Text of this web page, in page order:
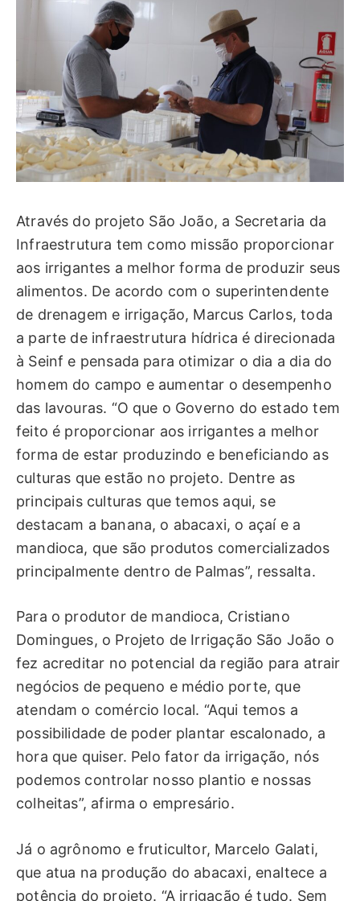
Através do projeto São João, a Secretaria da
Infraestrutura tem como missão proporcionar
aos irrigantes a melhor forma de produzir seus
alimentos. De acordo com o superintendente
de drenagem e irrigação, Marcus Carlos, toda
a parte de infraestrutura hídrica é direcionada
à Seinf e pensada para otimizar o dia a dia do
homem do campo e aumentar o desempenho
das lavouras. “O que o Governo do estado tem
feito é proporcionar aos irrigantes a melhor
forma de estar produzindo e beneficiando as
culturas que estão no projeto. Dentre as
principais culturas que temos aqui, se
destacam a banana, o abacaxi, o açaí e a
mandioca, que são produtos comercializados
principalmente dentro de Palmas”, ressalta.
Para o produtor de mandioca, Cristiano
Domingues, o Projeto de Irrigação São João o
fez acreditar no potencial da região para atrair
negócios de pequeno e médio porte, que
atendam o comércio local. “Aqui temos a
possibilidade de poder plantar escalonado, a
hora que quiser. Pelo fator da irrigação, nós
podemos controlar nosso plantio e nossas
colheitas”, afirma o empresário.
Já o agrônomo e fruticultor, Marcelo Galati,
que atua na produção do abacaxi, enaltece a
potência do projeto. “A irrigação é tudo. Sem